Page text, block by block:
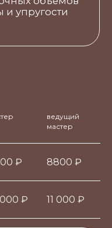
ведущий
мастер
₽ 8800 ₽
₽ 11 000 ₽